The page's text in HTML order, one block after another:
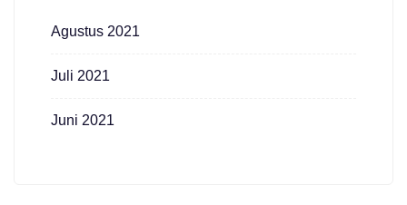
Agustus 2021
Juli 2021
Juni 2021